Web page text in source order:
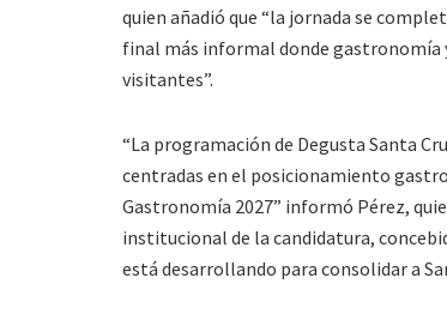
quien añadió que “la jornada se
final más informal donde gastronomía
visitantes”.
“La programación de Degusta Santa
centradas en el posicionamiento
Gastronomía 2027” informó Pérez,
institucional de la candidatura,
está desarrollando para consolidar a